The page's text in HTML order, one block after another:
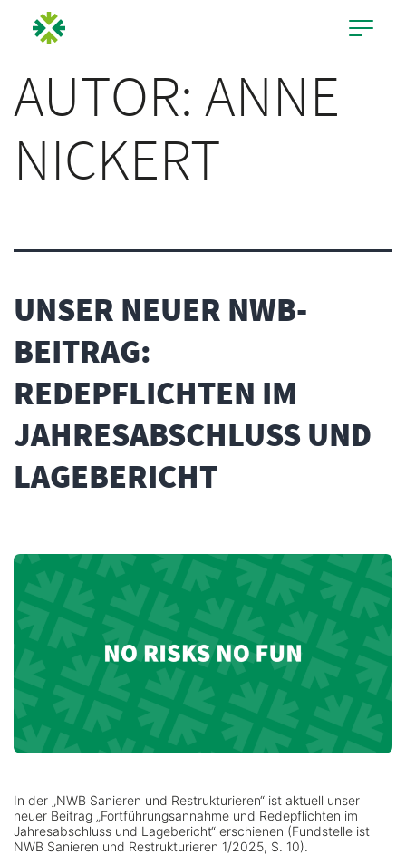
AUTOR:ANNE
NICKERT
UNSER NEUER NWB-
BEITRAG:
REDEPFLICHTEN IM
JAHRESABSCHLUSS UND
LAGEBERICHT
In der „NWB Sanieren und Restrukturieren“ ist aktuell unser
neuer Beitrag „Fortführungsannahme und Redepflichten im
Jahresabschluss und Lagebericht“ erschienen (Fundstelle ist
NWB Sanieren und Restrukturieren 1/2025, S. 10).